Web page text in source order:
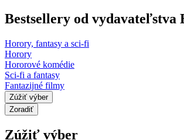
Bestsellery od vydavateľstva
Horory, fantasy a sci-fi
Horory
Hororové komédie
Sci-fi a fantasy
Fantazijné filmy
Zúžiť výber
Zoradiť
Zúžiť výber